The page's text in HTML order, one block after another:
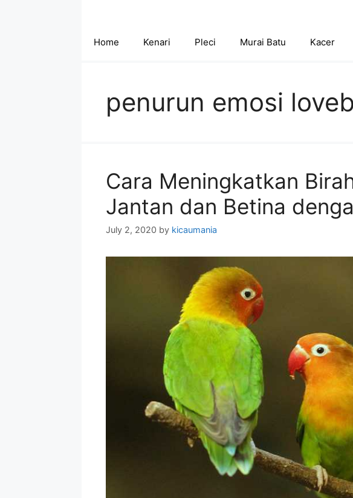
Home Kenari Pleci Murai Batu Kacer
penurun emosi
Cara Meningkatkan
Jantan dan Betina
July 2, 2020 by kicaumania